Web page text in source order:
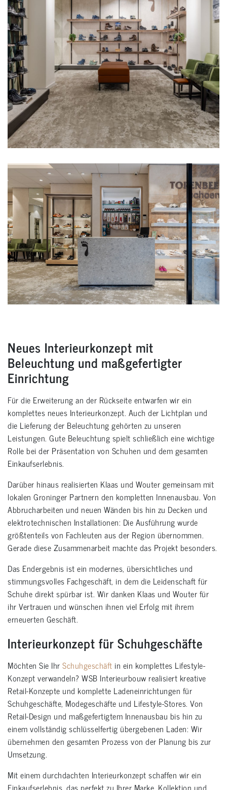
Neues Interieurkonzept mit
Beleuchtung und maßgefertigter
Einrichtung
Für die Erweiterung an der Rückseite entwarfen wir ein
komplettes neues Interieurkonzept. Auch der Lichtplan und
die Lieferung der Beleuchtung gehörten zu unseren
Leistungen. Gute Beleuchtung spielt schließlich eine wichtige
Rolle bei der Präsentation von Schuhen und dem gesamten
Einkaufserlebnis.
Darüber hinaus realisierten Klaas und Wouter gemeinsam mit
lokalen Groninger Partnern den kompletten Innenausbau. Von
Abbrucharbeiten und neuen Wänden bis hin zu Decken und
elektrotechnischen Installationen: Die Ausführung wurde
größtenteils von Fachleuten aus der Region übernommen.
Gerade diese Zusammenarbeit machte das Projekt besonders.
Das Endergebnis ist ein modernes, übersichtliches und
stimmungsvolles Fachgeschäft, in dem die Leidenschaft für
Schuhe direkt spürbar ist. Wir danken Klaas und Wouter für
ihr Vertrauen und wünschen ihnen viel Erfolg mit ihrem
erneuerten Geschäft.
Interieurkonzept für Schuhgeschäfte
Möchten Sie IhrSchuhgeschäft in ein komplettes Lifestyle-
Konzept verwandeln? WSB Interieurbouw realisiert kreative
Retail-Konzepte und komplette Ladeneinrichtungen für
Schuhgeschäfte, Modegeschäfte und Lifestyle-Stores. Von
Retail-Design und maßgefertigtem Innenausbau bis hin zu
einem vollständig schlüsselfertig übergebenen Laden: Wir
übernehmen den gesamten Prozess von der Planung bis zur
Umsetzung.
Mit einem durchdachten Interieurkonzept schaffen wir ein